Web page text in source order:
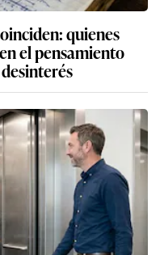
quienes
el pensamiento